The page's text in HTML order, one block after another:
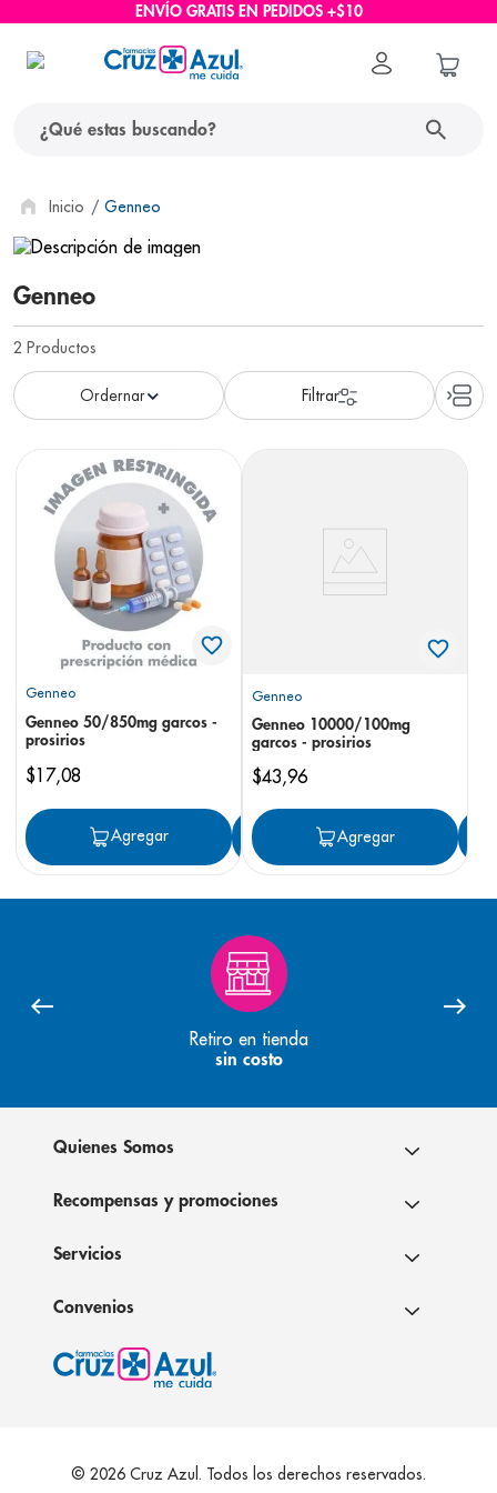
ENVÍO GRATIS EN PEDIDOS +$10
Genneo
Genneo
2 Productos
Genneo
Genneo 50/850mg garcos -
prosirios
$17,08
Agregar Agregar
Genneo
Genneo 10000/100mg
garcos - prosirios
$43,96
Agregar
Retiro en tienda
sin costo
Quienes Somos
Recompensas y promociones
Servicios
Convenios
© 2026 Cruz Azul. Todos los derechos reservados.
términos más buscados
1. protector solar
2. pañales
3. eucerin
4. cerave
nivea
6. shampoo
. bioderma
. panolini
pediasure
10.desodorante